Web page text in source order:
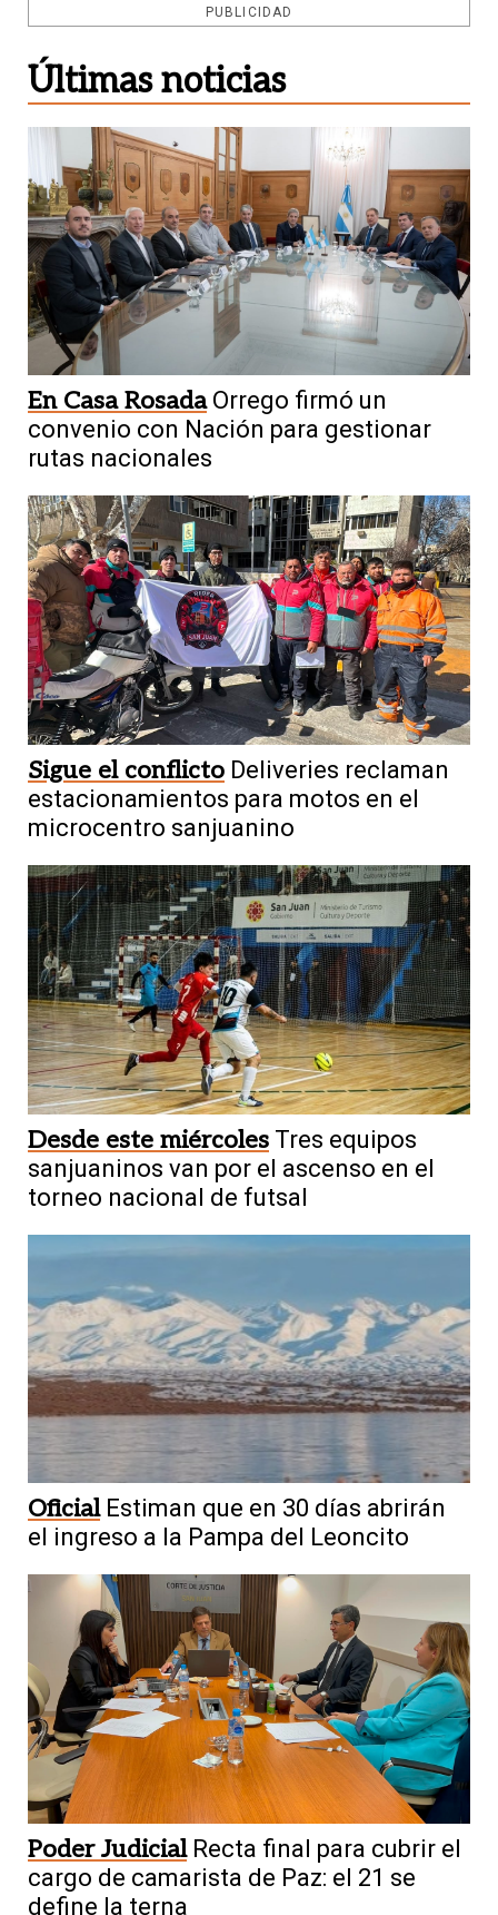
PUBLICIDAD
Últimas noticias
En Casa Rosada Orrego firmó un
convenio con Nación para gestionar
rutas nacionales
Sigue el conflicto Deliveries reclaman
estacionamientos para motos en el
microcentro sanjuanino
Desde este miércoles Tres equipos
sanjuaninos van por el ascenso en el
torneo nacional de futsal
Oficial Estiman que en 30 días abrirán
el ingreso a la Pampa del Leoncito
Poder Judicial Recta final para cubrir el
cargo de camarista de Paz: el 21 se
define la terna